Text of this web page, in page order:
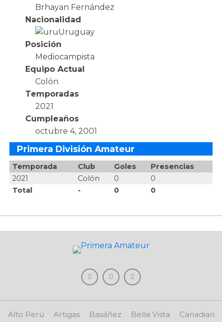
Brhayan Fernández
Nacionalidad
Uruguay
Posición
Mediocampista
Equipo Actual
Colón
Temporadas
2021
Cumpleaños
octubre 4, 2001
Primera División Amateur
Temporada Club Goles
Presencias
2021
Colón 0
0
Total
- 0 0
Alto Perú Artigas Basáñez Bella Vista Canadian